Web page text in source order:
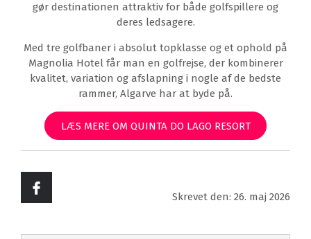
gør destinationen attraktiv for både golfspillere og
deres ledsagere.
Med tre golfbaner i absolut topklasse og et ophold på
Magnolia Hotel får man en golfrejse, der kombinerer
kvalitet, variation og afslapning i nogle af de bedste
rammer, Algarve har at byde på.
LÆS MERE OM QUINTA DO LAGO RESORT
Skrevet den: 26. maj 2026